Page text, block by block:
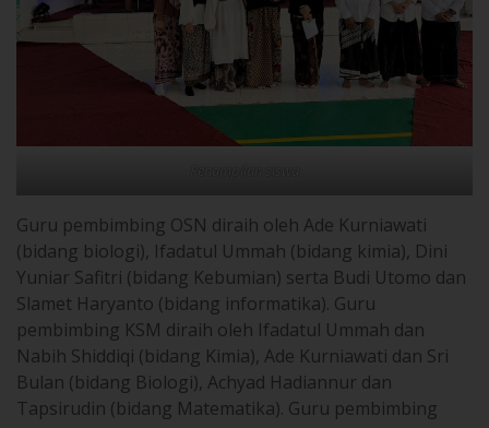
Penampilan siswa
(bidang biologi), Ifadatul Ummah (bidang kimia), Dini
Yuniar Safitri (bidang Kebumian) serta Budi Utomo dan
Slamet Haryanto (bidang informatika). Guru
pembimbing KSM diraih oleh Ifadatul Ummah dan
Nabih Shiddiqi (bidang Kimia), Ade Kurniawati dan Sri
Bulan (bidang Biologi), Achyad Hadiannur dan
Tapsirudin (bidang Matematika). Guru pembimbing
Myres diraih oleh Nabih Shiddiqi (bidang Keagamaan).